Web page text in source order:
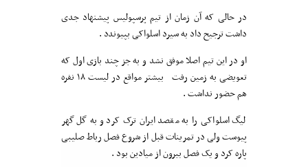
در حالی که آن زمان از تیم پرسپولیس پیشنهاد جدی
داشت ترجیح داد به سیرد اسلواکی بپیوندد .
او در این تیم اصلا موفق نشد و به جز چند بازی اول که
تعویضی به زمین رفت بیشتر مواقع در لیست ۱۸ نفره
هم حضور نداشت .
لیگ اسلواکی را به مقصد ایران ترک کرد و به گل گهر
پیوست ولی در تمرینات قبل از شروع فصل رباط صلیبی
پاره کرد و یک فصل بیرون از میادین بود .